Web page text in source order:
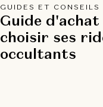
GUIDES ET CONSEILS
Guide d'achat
choisir ses
occultants